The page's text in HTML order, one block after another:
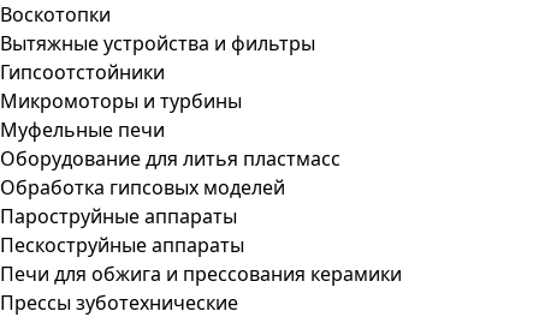
Воскотопки
Вытяжные устройства и фильтры
Гипсоотстойники
Микромоторы и турбины
Муфельные печи
Оборудование для литья пластмасс
Обработка гипсовых моделей
Пароструйные аппараты
Пескоструйные аппараты
Печи для обжига и прессования керамики
Прессы зуботехнические